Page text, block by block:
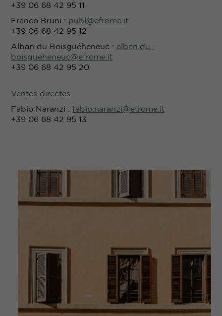
+39 06 68 42 95 11
Franco Bruni : publ@efrome.it
+39 06 68 42 95 12
Alban du Boisguéheneuc : alban.du-
boisgueheneuc@efrome.it
+39 06 68 42 95 20
Ventes directes
Fabio Naranzi : fabio.naranzi@efrome.it
+39 06 68 42 95 13